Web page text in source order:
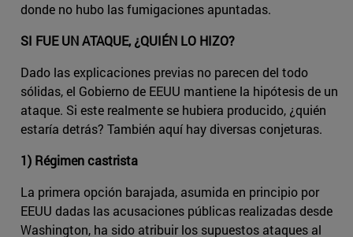
donde no hubo las fumigaciones apuntadas.
SI FUE UN ATAQUE, ¿QUIÉN LO HIZO?
Dado las explicaciones previas no parecen del todo
sólidas, el Gobierno de EEUU mantiene la hipótesis de un
ataque. Si este realmente se hubiera producido, ¿quién
estaría detrás? También aquí hay diversas conjeturas.
1) Régimen castrista
La primera opción barajada, asumida en principio por
EEUU dadas las acusaciones públicas realizadas desde
Washington, ha sido atribuir los supuestos ataques al